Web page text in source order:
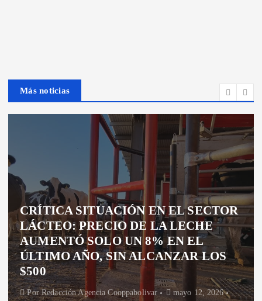
Más noticias
EN EL SECTOR
DE LA LECHE
UN 8% EN EL
ALCANZAR LOS
mayo 12, 2026
PROVINCIALES
INNOVACIÓN
TANDIL:
PARA
PorRedacción Agencia